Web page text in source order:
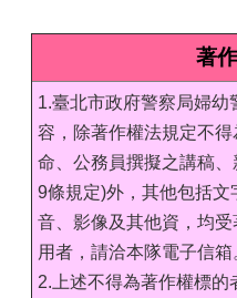
著
1.臺北市政府警察局婦幼
容，除著作權法規定不得
命、公務員撰擬之講稿
9條規定)外，其他包括
音、影像及其他資，均
用者，請洽本隊電子信箱
2.上述不得為著作權標的